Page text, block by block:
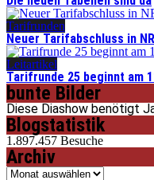
Tarifrunden
Neuer Tarifabschluss in
Leitartikel
Tarifrunde 25 beginnt am
bunte Bilder
Diese Diashow benötigt
Blogstatistik
1.897.457 Besuche
Archiv
Archiv